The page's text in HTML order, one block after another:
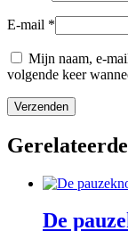
E-mail *
Mijn naam, e-
volgende keer
De